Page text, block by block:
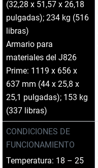
(32,28 x 51,57 x 26,18
pulgadas); 234 kg (516
libras)
Armario para
materiales del J826
Prime: 1119 x 656 x
637 mm (44 x 25,8 x
25,1 pulgadas); 153 kg
(337 libras)
CONDICIONES DE
FUNCIONAMIENTO
Temperatura: 18 – 25